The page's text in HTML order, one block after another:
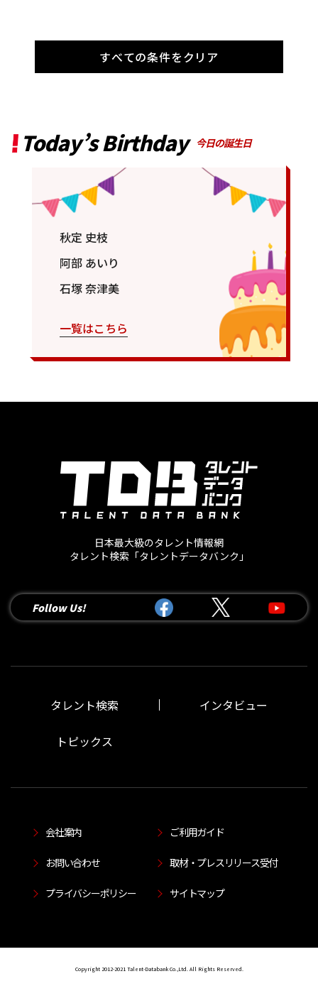
すべての条件をクリア
Today’s Birthday 今日の誕生日
秋定 史枝
阿部 あいり
石塚 奈津美
一覧はこちら
日本最大級のタレント情報網
タレント検索「タレントデータバンク」
Follow Us!
タレント検索 インタビュー
トピックス
会社案内 ご利用ガイド
お問い合わせ 取材・プレスリリース受付
プライバシーポリシー サイトマップ
Copyright 2012-2021 Talent-Databank Co.,Ltd. All Rights Reserved.